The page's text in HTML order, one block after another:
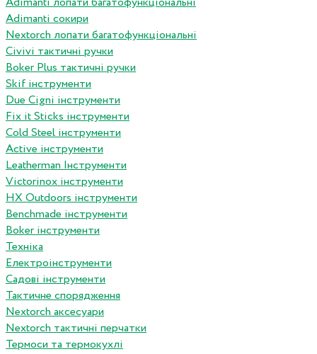
Adimanti сокири
Nextorch лопати багатофункціональні
Сivivi тактичні ручки
Boker Plus тактичні ручки
Skif інструменти
Due Cigni інструменти
Fix it Sticks інструменти
Сold Steel інструменти
Active інструменти
Leatherman Інструменти
Victorinox інструменти
HX Outdoors інструменти
Benchmade інструменти
Boker інструменти
Техніка
Електроінструменти
Садові інструменти
Тактичне спорядження
Nextorch аксесуари
Nextorch тактичні перчатки
Термоси та термокухлі